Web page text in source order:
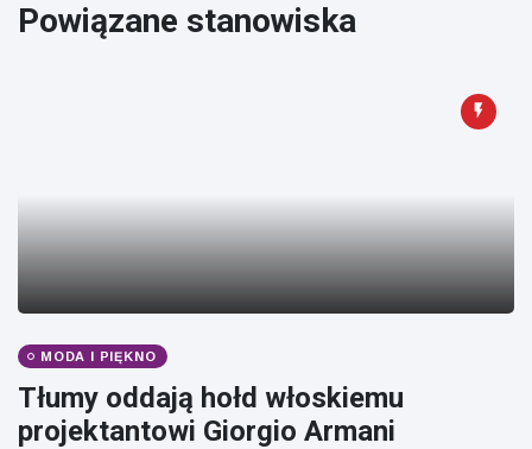
Podróże i przygody
Ucieczka z
'kajdanek'
magika
publiczność
Konserywiści
świętują
narodziny
pierwszego
16 July
195
Poglądy
Powiązane stanowiska
MODA I PIĘKNO
Tłumy oddają hołd włoskiemu
projektantowi Giorgio Armani